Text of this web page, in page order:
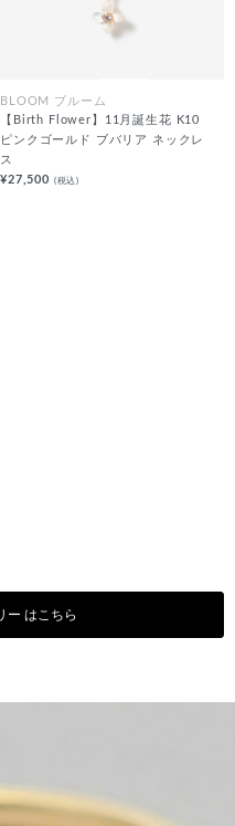
BLOOM ブルーム
【Birth Flower】11月誕生花 K10
ピンクゴールド ブバリア ネックレ
ス
¥27,500 (税込)
ー はこちら